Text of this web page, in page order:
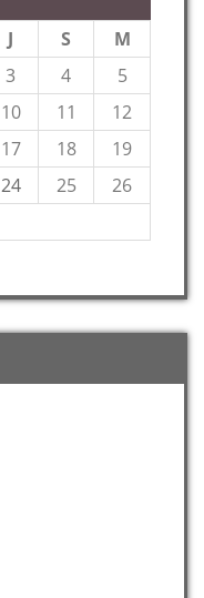
J S
M
3 4
5
10 11
12
17 18
19
24 25
26